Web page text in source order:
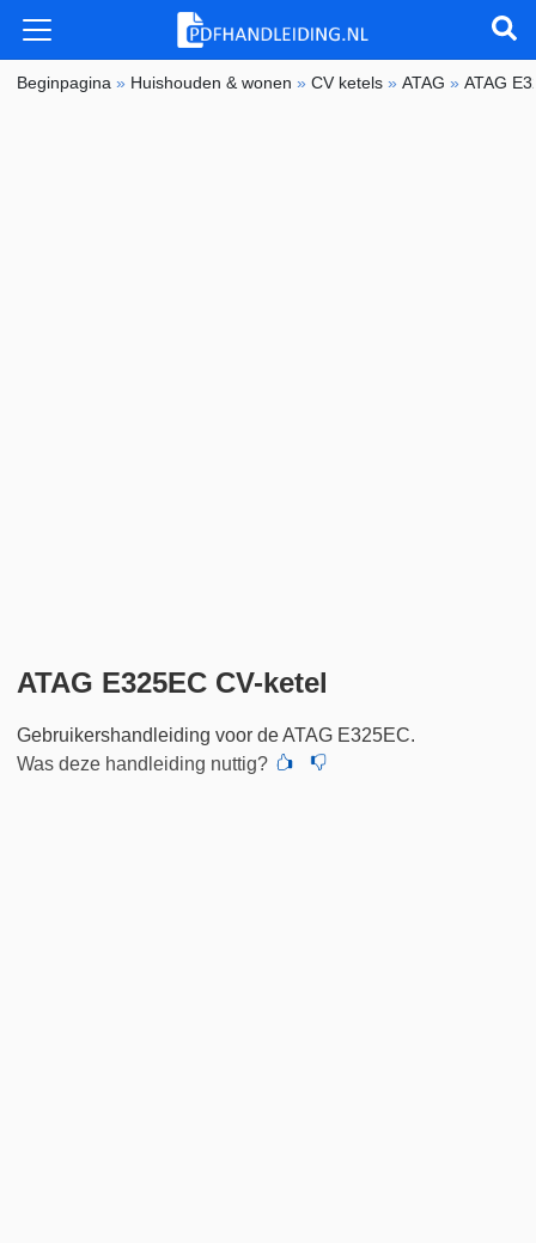
Beginpagina » Huishouden & wonen »CV ketels »ATAG »ATAG
ATAG E325EC CV-ketel
Gebruikershandleiding voor de ATAG E325EC.
Was deze handleiding nuttig?